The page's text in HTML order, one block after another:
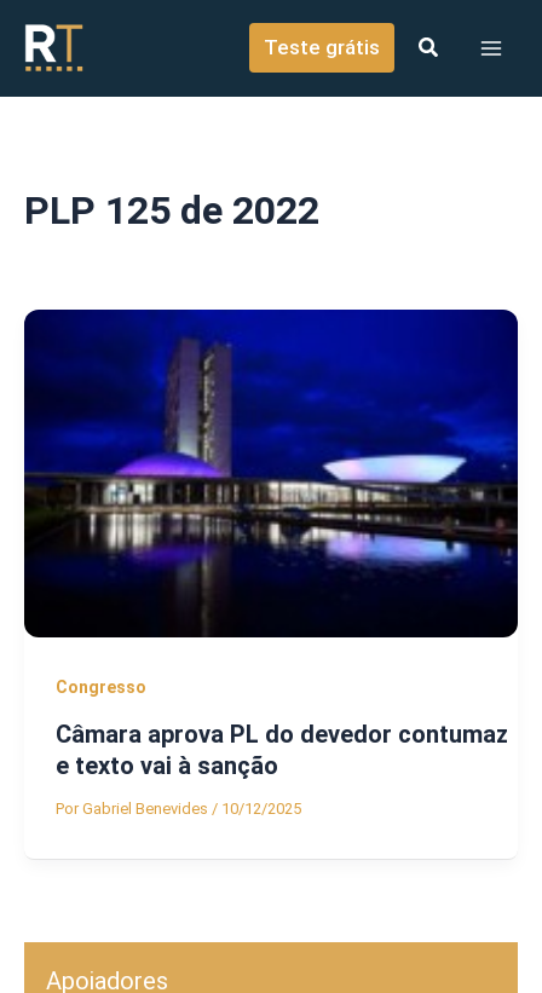
conteúdo
Teste grátis
PLP 125 de 2022
Congresso
Câmara aprova PL do devedor contumaz
e texto vai à sanção
PorGabriel Benevides / 10/12/2025
Apoiadores